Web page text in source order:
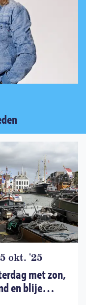
5 okt. '25
met zon,
en blije